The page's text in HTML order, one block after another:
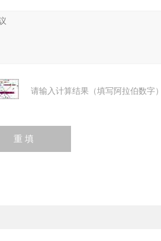
请输入计算结果（填写阿拉伯数字